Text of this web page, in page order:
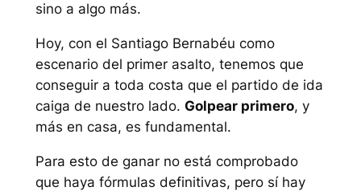
sino a algo más.
Hoy, con el Santiago Bernabéu como
escenario del primer asalto, tenemos que
conseguir a toda costa que el partido de ida
caiga de nuestro lado. Golpear primero, y
más en casa, es fundamental.
Para esto de ganar no está comprobado
que haya fórmulas definitivas, pero sí hay